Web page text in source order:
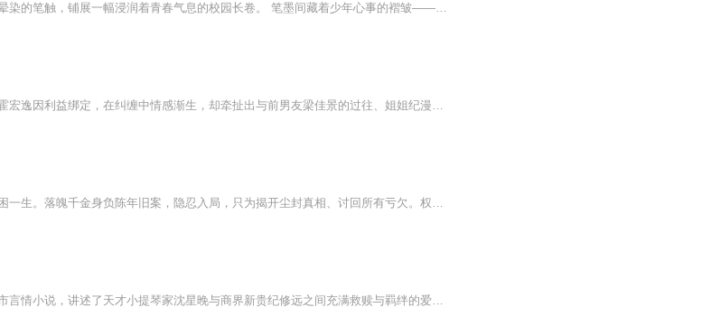
《墨痕里的星光》以细腻如宣纸晕染的笔触，铺展一幅浸润着青春气息的校园长卷。 笔墨间藏着少年心事的褶皱——是夹在笔记本里未送出的纸条，是走廊擦肩而过时骤然加速的心跳，那些欲言又止的情愫，像宣纸上淡墨勾勒的轮廓，朦胧却自带光韵。 也有师者如...
《予你星光为牢》讲述纪楠笙与霍宏逸因利益绑定，在纠缠中情感渐生，却牵扯出与前男友梁佳景的过往、姐姐纪漫兮的旧案等，众人在爱恨情仇与阴谋中挣扎的故事。
予你星光为牢，以爱设局，以情困一生。落魄千金身负陈年旧案，隐忍入局，只为揭开尘封真相、讨回所有亏欠。权势滔天的腹黑总裁，执念深重，步步为营，将她圈入自己的世界里。本是一场各取所需的靠近，却在不知不觉中动了真心、乱了情根。迷雾层层笼罩，阴...
《予你星光为牢》是一部现代都市言情小说，讲述了天才小提琴家沈星晚与商界新贵纪修远之间充满救赎与羁绊的爱情故事。 沈星晚年少成名，却因一场意外失去听觉，跌入人生低谷；纪修远表面冷峻强势，实则背负家族枷锁。一场偶然相遇，让两条平行线交汇——他...